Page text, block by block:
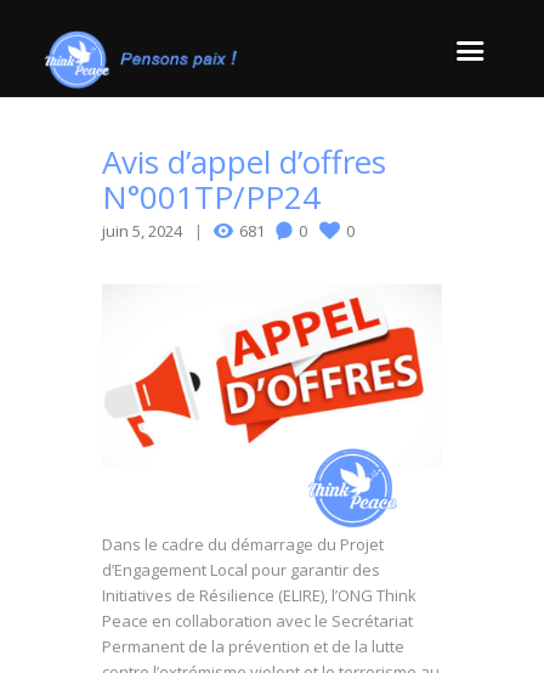
Avis d’appel d’offres
N°001TP/PP24
juin 5, 2024 681 0 0
Dans le cadre du démarrage du Projet
d’Engagement Local pour garantir des
Initiatives de Résilience (ELIRE), l’ONG Think
Peace en collaboration avec le Secrétariat
Permanent de la prévention et de la lutte